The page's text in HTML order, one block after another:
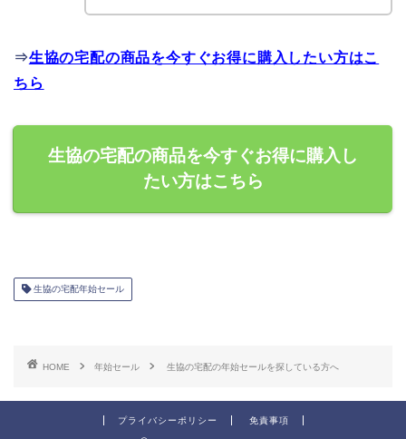
⇒生協の宅配の商品を今すぐお得に購入したい方はこ
ちら
生協の宅配の商品を今すぐお得に購入し
たい方はこちら
生協の宅配年始セール
HOME 年始セール 生協の宅配の年始セールを探している方へ
プライバシーポリシー 免責事項